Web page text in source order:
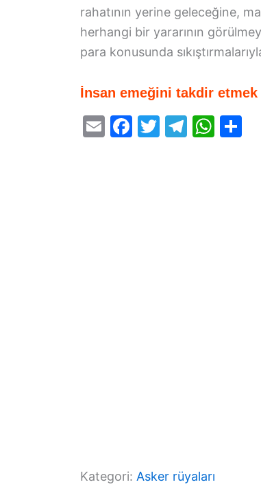
rahatının yerine geleceğine,
herhangi bir yararının
para konusunda
İnsan emeğini takdir etmek
E
F
T
T
W
Kategori: Asker rüyaları